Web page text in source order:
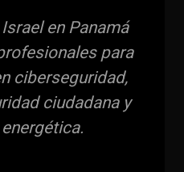
en Panamá
para
ciberseguridad,
ciudadana y